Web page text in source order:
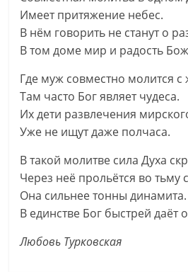
"Живое
Слово"
Екатеринбурга
Имеет притяжение небес.
В нём говорить не станут о
В том доме мир и радость
Где муж совместно молится
Там часто Бог являет чудеса.
Их дети развлечения
Уже не ищут даже полчаса.
В такой молитве сила Духа
Через неё прольётся во тьму
Она сильнее тонны динамита.
В единстве Бог быстрей даёт
Любовь Турковская